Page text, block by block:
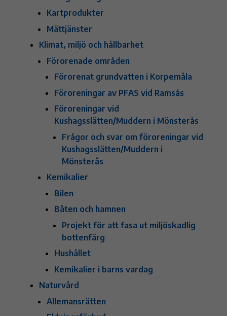
Kartprodukter
Mättjänster
Klimat, miljö och hållbarhet
Förorenade områden
Förorenat grundvatten i Korpemåla
Föroreningar av PFAS vid Ramsås
Föroreningar vid
Kushagsslätten/Muddern i Mönsterås
Frågor och svar om föroreningar vid
Kushagsslätten/Muddern i
Mönsterås
Kemikalier
Bilen
Båten och hamnen
Projekt för att fasa ut miljöskadlig
bottenfärg
Hushållet
Kemikalier i barns vardag
Naturvård
Allemansrätten